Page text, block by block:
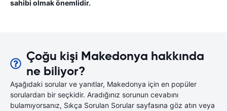
sahibi olmak önemlidir.
Çoğu kişi Makedonya hakkında
ne biliyor?
Aşağıdaki sorular ve yanıtlar, Makedonya için en popüler
sorulardan bir seçkidir. Aradığınız sorunun cevabını
bulamıyorsanız, Sıkça Sorulan Sorular sayfasına göz atın veya